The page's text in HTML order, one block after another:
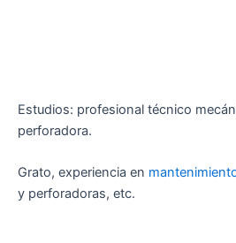
Estudios: profesional técnico
perforadora.
Grato, experiencia en
y perforadoras, etc.